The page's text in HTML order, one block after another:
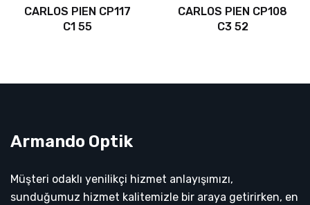
CARLOS PIEN CP117
C1 55
CARLOS PIEN CP108
C3 52
Armando Optik
Müşteri odaklı yenilikçi hizmet anlayışımızı,
sunduğumuz hizmet kalitemizle bir araya getirirken, en